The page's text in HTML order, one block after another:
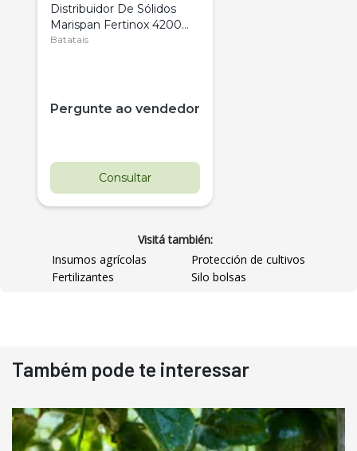
Distribuidor De Sólidos
Marispan Fertinox 4200
Citrus
Batatais
Pergunte ao vendedor
Consultar
Pá Carregadeira Cat 966
Ano 1987
Visitá también:
Insumos agrícolas
Protección de cultivos
Fertilizantes
Silo bolsas
Também pode te interessar